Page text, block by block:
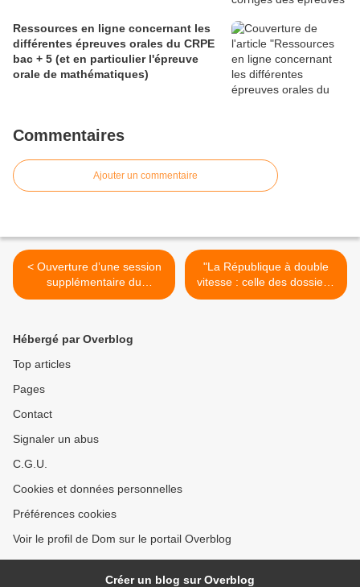
Ressources en ligne concernant les
différentes épreuves orales du CRPE
bac + 5 (et en particulier l'épreuve
orale de mathématiques)
Commentaires
Ajouter un commentaire
< Ouverture d’une session
supplémentaire du
concours externe de
académies de Créteil et de
Versailles (JO du
"La République à double
vitesse : celle des dossiers,
et celle des enfants"
Hébergé par Overblog
Top articles
Pages
Contact
Signaler un abus
C.G.U.
Cookies et données personnelles
Préférences cookies
Voir le profil de Dom sur le portail Overblog
Créer un blog sur Overblog